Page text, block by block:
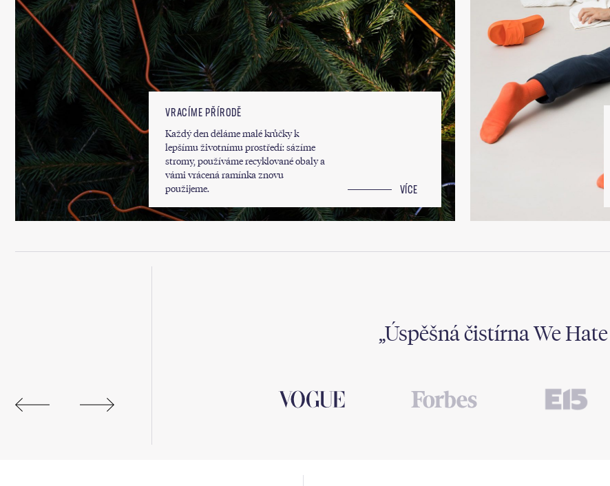
VRACÍME PŘÍRODĚ
Každý den děláme malé krůčky k
lepšímu životnímu prostředí: sázíme
stromy, používáme recyklované obaly a
vámi vrácená ramínka znovu
použijeme.
VÍCE
Úspěšná čistírna We